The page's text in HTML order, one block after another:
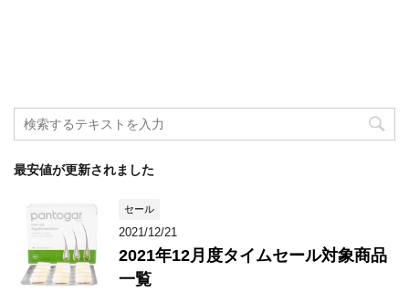
最安値が更新されました
セール
2021/12/21
2021年12月度タイムセール対象商品
一覧